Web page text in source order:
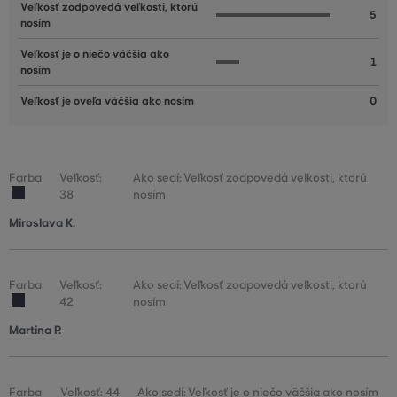
Veľkosť zodpovedá veľkosti, ktorú
nosím
5
Veľkosť je o niečo väčšia ako
nosím
1
Veľkosť je oveľa väčšia ako nosím 0
Farba
Veľkosť:
38
Ako sedí: Veľkosť zodpovedá veľkosti, ktorú
nosím
Miroslava K.
Farba
Veľkosť:
42
Ako sedí: Veľkosť zodpovedá veľkosti, ktorú
nosím
Martina P.
Farba Veľkosť: 44 Ako sedí: Veľkosť je o niečo väčšia ako nosím